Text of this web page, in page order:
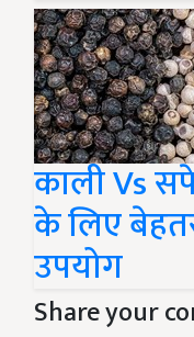
काली Vs
के लिए
उपयोग
Share your